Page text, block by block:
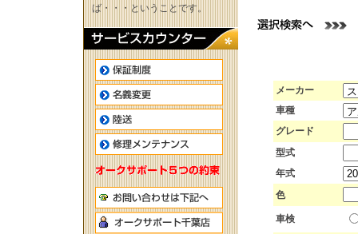
ば・・・ということです。
メーカー
車種
グレード
型式
年式
色
車検